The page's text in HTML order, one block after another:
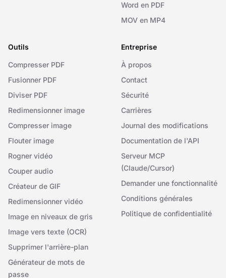
Word en PDF
MOV en MP4
Outils
Compresser PDF
Fusionner PDF
Diviser PDF
Redimensionner image
Compresser image
Flouter image
Rogner vidéo
Couper audio
Créateur de GIF
Redimensionner vidéo
Image en niveaux de gris
Image vers texte (OCR)
Supprimer l'arrière-plan
Générateur de mots de
passe
Entreprise
À propos
Contact
Sécurité
Carrières
Journal des modifications
Documentation de l'API
Serveur MCP
(Claude/Cursor)
Demander une fonctionnalité
Conditions générales
Politique de confidentialité